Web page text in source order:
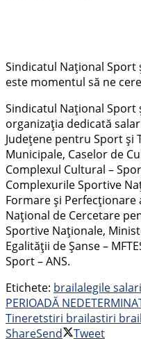
Sindicatul Național Sport
este momentul să ne
Sindicatul Național Sport
organizația dedicată
Judeţene pentru Sport și
Municipale, Caselor de
Complexul Cultural –
Complexurile Sportive
Formare şi
Naţional de Cercetare
Sportive Naționale,
Egalității de Șanse –
Sport – ANS.
Etichete: brailalegile
PERIOADĂ
Tineretstiri brailastiri
ShareSend Tweet